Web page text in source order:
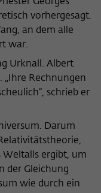
Georges
vorhergesagt.
an dem alle
war.
Urknall. Albert
Rechnungen
schrieb er
Darum
Weltalls ergibt, um
der Gleichung
wie durch ein